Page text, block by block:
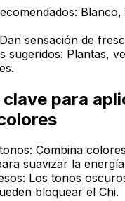
sensación de
sugeridos: Plantas,
para
Combina
suavizar la
Los tonos
bloquear el Chi.